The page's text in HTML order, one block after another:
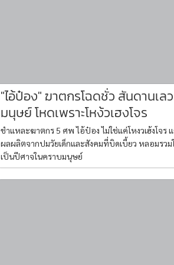
"ไอ้ป๋อง" ฆาตกรโฉดชั่ว สันดานเล
มนุษย์ โหดเพราะโหง้วเฮงโจร
ชำแหละฆาตกร 5 ศพ ไอ้ป๋อง ไม่ใช่แค่โหงวเฮ้งโจร
ผลผลิตจากปมวัยเด็กและสังคมที่บิดเบี้ยว หลอมรวม
เป็นปีศาจในคราบมนุษย์